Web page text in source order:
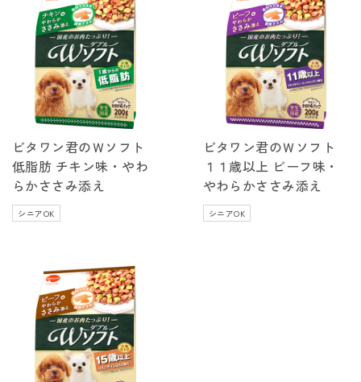
ビタワン君のＷソフト
低脂肪 チキン味・やわ
らかささみ添え
シニアOK
ビタワン君のＷソフト
１１歳以上 ビーフ味・
やわらかささみ添え
シニアOK